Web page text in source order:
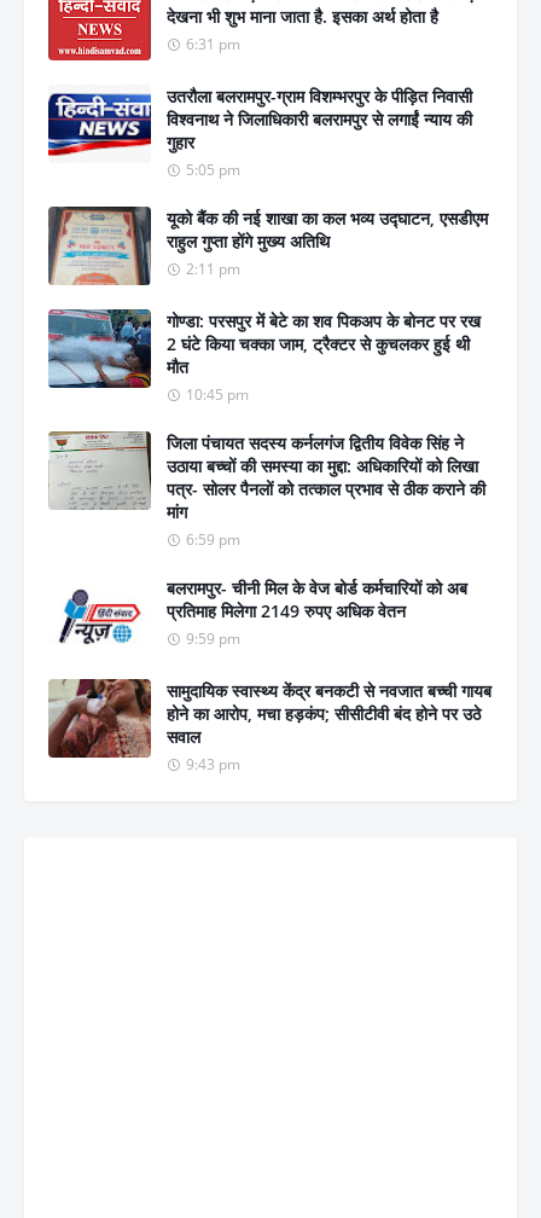
देखना भी शुभ माना जाता है. इसका अर्थ होता है
6:31 pm
उतरौला बलरामपुर-ग्राम विशम्भरपुर के पीड़ित निवासी
विश्वनाथ ने जिलाधिकारी बलरामपुर से लगाईं न्याय की
गुहार
5:05 pm
यूको बैंक की नई शाखा का कल भव्य उद्घाटन, एसडीएम
राहुल गुप्ता होंगे मुख्य अतिथि
2:11 pm
गोण्डा: परसपुर में बेटे का शव पिकअप के बोनट पर रख
2 घंटे किया चक्का जाम, ट्रैक्टर से कुचलकर हुई थी
मौत
10:45 pm
जिला पंचायत सदस्य कर्नलगंज द्वितीय विवेक सिंह ने
उठाया बच्चों की समस्या का मुद्दा: अधिकारियों को लिखा
पत्र- सोलर पैनलों को तत्काल प्रभाव से ठीक कराने की
मांग
6:59 pm
बलरामपुर- चीनी मिल के वेज बोर्ड कर्मचारियों को अब
प्रतिमाह मिलेगा 2149 रुपए अधिक वेतन
9:59 pm
सामुदायिक स्वास्थ्य केंद्र बनकटी से नवजात बच्ची गायब
होने का आरोप, मचा हड़कंप; सीसीटीवी बंद होने पर उठे
सवाल
9:43 pm